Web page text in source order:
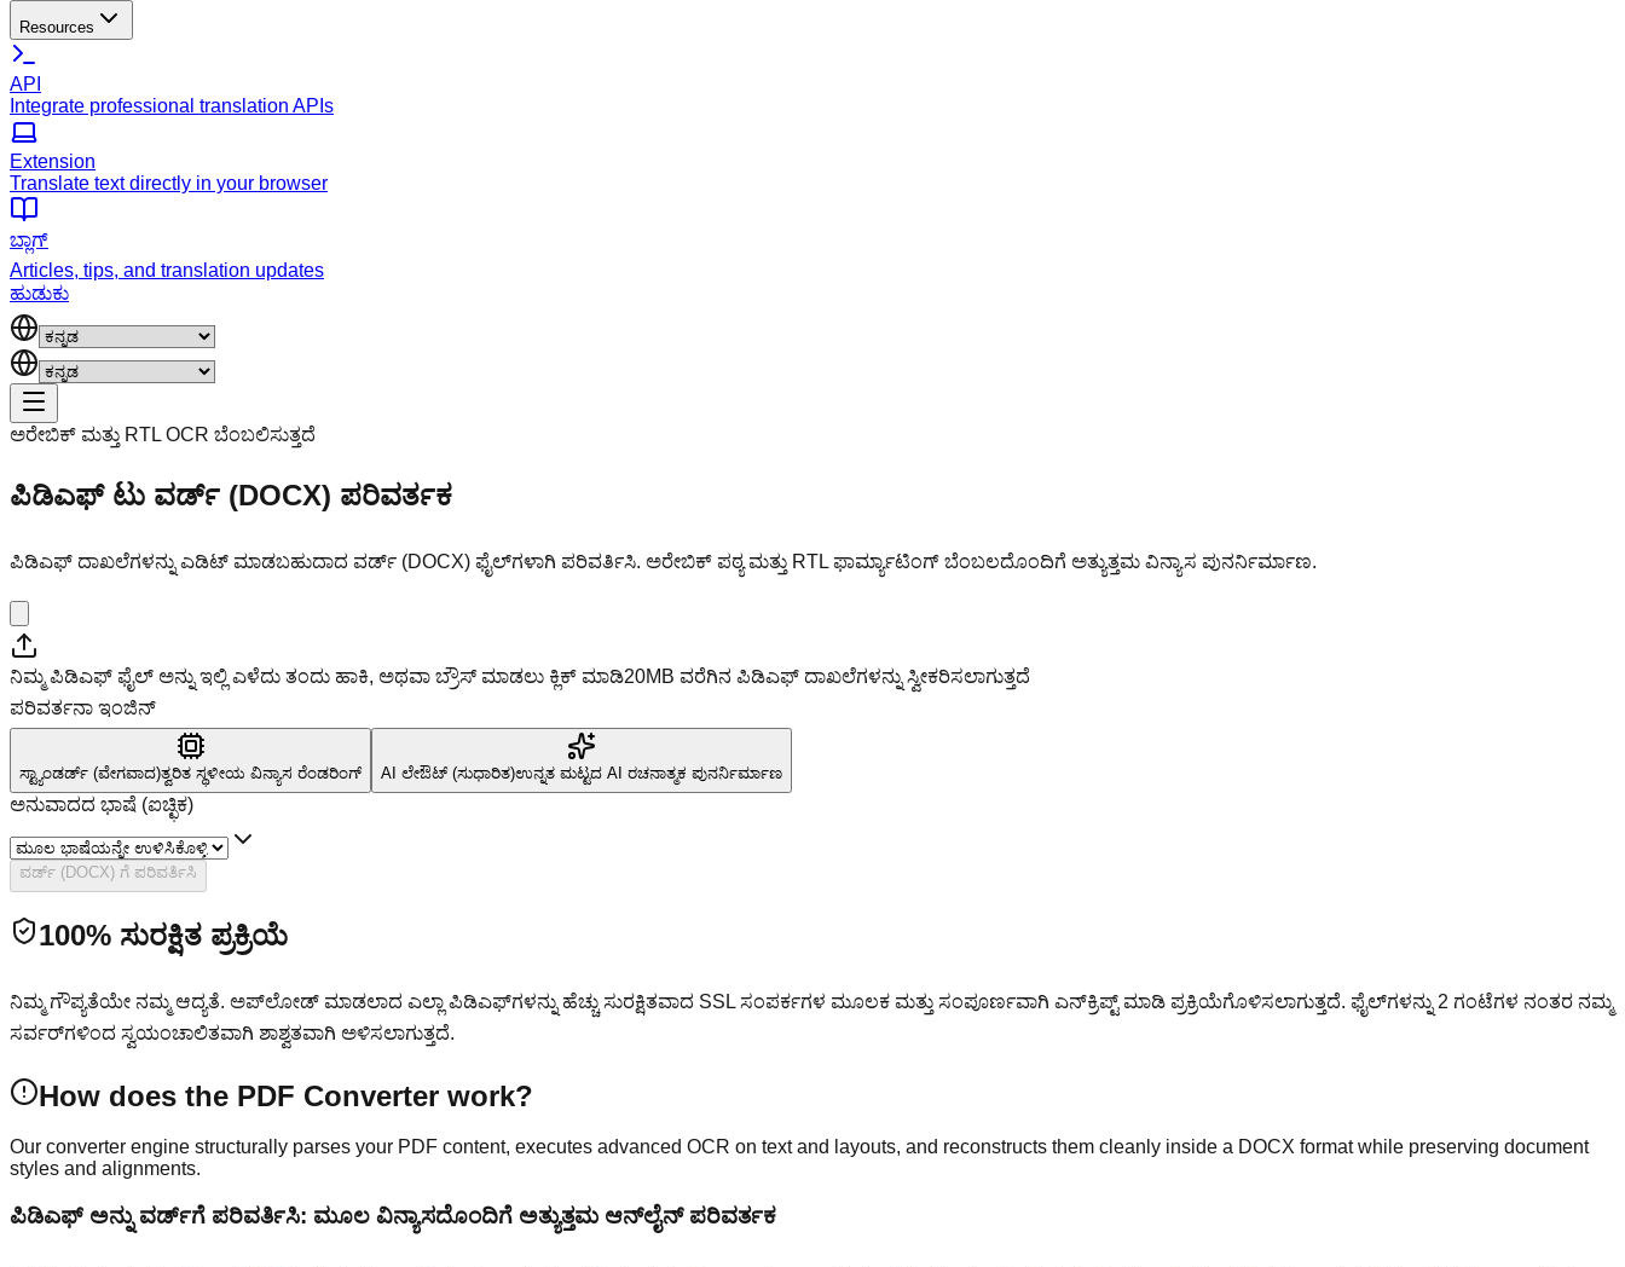
Resources
API
Integrate professional translation APIs
Extension
Translate text directly in your browser
ಬ್ಲಾಗ್
Articles, tips, and translation updates
ಹುಡುಕು
ಅರೇಬಿಕ್ ಮತ್ತು RTL OCR ಬೆಂಬಲಿಸುತ್ತದೆ
ಪಿಡಿಎಫ್ ಟು ವರ್ಡ್ (DOCX) ಪರಿವರ್ತಕ
ಪಿಡಿಎಫ್ ದಾಖಲೆಗಳನ್ನು ಎಡಿಟ್ ಮಾಡಬಹುದಾದ ವರ್ಡ್ (DOCX) ಫೈಲ್‌ಗಳಾಗಿ ಪರಿವರ್ತಿಸಿ. ಅರೇಬಿಕ್ ಪಠ್ಯ ಮತ್ತು RTL ಫಾರ್ಮ್ಯಾಟಿಂಗ್ ಬೆಂಬಲದೊಂದಿಗೆ ಅತ್ಯುತ್ತಮ ವಿನ್ಯಾಸ ಪುನರ್ನಿರ್ಮಾಣ.
ನಿಮ್ಮ ಪಿಡಿಎಫ್ ಫೈಲ್ ಅನ್ನು ಇಲ್ಲಿ ಎಳೆದು ತಂದು ಹಾಕಿ, ಅಥವಾ ಬ್ರೌಸ್ ಮಾಡಲು ಕ್ಲಿಕ್ ಮಾಡಿ20MB ವರೆಗಿನ ಪಿಡಿಎಫ್ ದಾಖಲೆಗಳನ್ನು ಸ್ವೀಕರಿಸಲಾಗುತ್ತದೆ
ಪರಿವರ್ತನಾ ಇಂಜಿನ್
ಸ್ಟ್ಯಾಂಡರ್ಡ್ (ವೇಗವಾದ)ತ್ವರಿತ ಸ್ಥಳೀಯ ವಿನ್ಯಾಸ ರೆಂಡರಿಂಗ್ AI ಲೇಔಟ್ (ಸುಧಾರಿತ)ಉನ್ನತ ಮಟ್ಟದ AI ರಚನಾತ್ಮಕ ಪುನರ್ನಿರ್ಮಾಣ
ಅನುವಾದದ ಭಾಷೆ (ಐಚ್ಛಿಕ)
ವರ್ಡ್ (DOCX) ಗೆ ಪರಿವರ್ತಿಸಿ
100% ಸುರಕ್ಷಿತ ಪ್ರಕ್ರಿಯೆ
ನಿಮ್ಮ ಗೌಪ್ಯತೆಯೇ ನಮ್ಮ ಆದ್ಯತೆ. ಅಪ್‌ಲೋಡ್ ಮಾಡಲಾದ ಎಲ್ಲಾ ಪಿಡಿಎಫ್‌ಗಳನ್ನು ಹೆಚ್ಚು ಸುರಕ್ಷಿತವಾದ SSL ಸಂಪರ್ಕಗಳ ಮೂಲಕ ಮತ್ತು ಸಂಪೂರ್ಣವಾಗಿ ಎನ್‌ಕ್ರಿಪ್ಟ್ ಮಾಡಿ ಪ್ರಕ್ರಿಯೆಗೊಳಿಸಲಾಗುತ್ತದೆ. ಫೈಲ್‌ಗಳನ್ನು 2 ಗಂಟೆಗಳ ನಂತರ ನಮ್ಮ
ಸರ್ವರ್‌ಗಳಿಂದ ಸ್ವಯಂಚಾಲಿತವಾಗಿ ಶಾಶ್ವತವಾಗಿ ಅಳಿಸಲಾಗುತ್ತದೆ.
How does the PDF Converter work?
Our converter engine structurally parses your PDF content, executes advanced OCR on text and layouts, and reconstructs them cleanly inside a DOCX format while preserving document
styles and alignments.
ಪಿಡಿಎಫ್ ಅನ್ನು ವರ್ಡ್‌ಗೆ ಪರಿವರ್ತಿಸಿ: ಮೂಲ ವಿನ್ಯಾಸದೊಂದಿಗೆ ಅತ್ಯುತ್ತಮ ಆನ್‌ಲೈನ್ ಪರಿವರ್ತಕ